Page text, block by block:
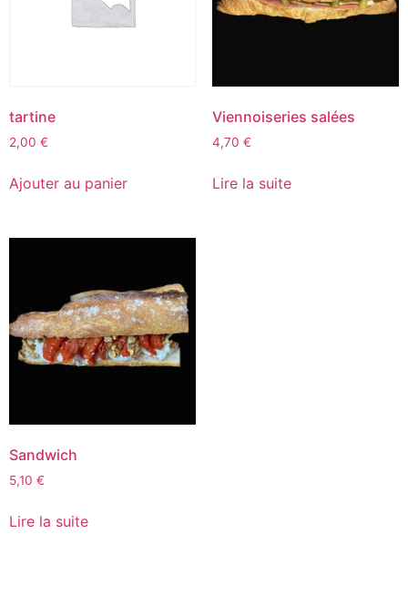
tartine
2,00 €
Ajouter au panier
Viennoiseries salées
4,70 €
Lire la suite
Sandwich
5,10 €
Lire la suite